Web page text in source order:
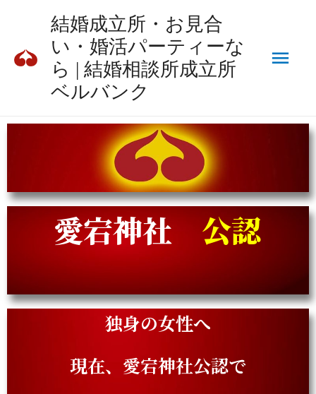
結婚成立所・お見合
い・婚活パーティーな
ら | 結婚相談所成立所
ベルバンク
愛宕神社 公認
独身の女性へ
現在、愛宕神社公認で